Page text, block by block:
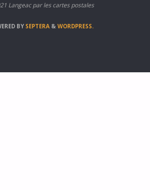
Langeac par les cartes postales
BYSEPTERA & WORDPRESS.